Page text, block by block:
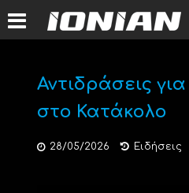
Αντιδράσεις
στο Κατάκολο
28/05/2026 Ειδήσεις